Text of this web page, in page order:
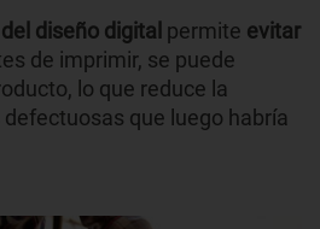
diseño digital permite evitar
de imprimir, se puede
lo que reduce la
que luego habría